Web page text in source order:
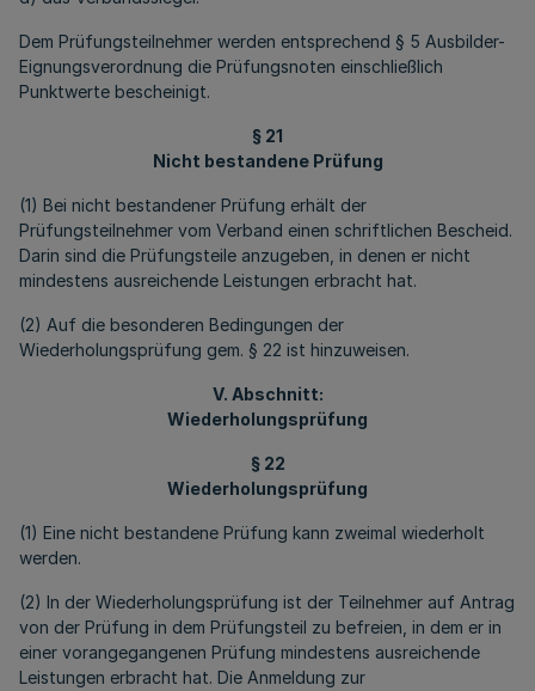
Dem Prüfungsteilnehmer werden entsprechend § 5 Ausbilder-
Eignungs­ver­ord­nung die Prüfungsnoten einschließlich
Punktwerte bescheinigt.
§ 21
Nicht bestandene Prüfung
(1) Bei nicht bestandener Prüfung erhält der
Prüfungsteilnehmer vom Verband einen schriftlichen Bescheid.
Darin sind die Prüfungsteile anzugeben, in denen er nicht
mindestens ausreichende Leistungen erbracht hat.
(2) Auf die besonderen Bedingungen der
Wiederholungsprüfung gem. § 22 ist hinzuweisen.
V. Abschnitt:
Wiederholungsprüfung
§ 22
Wiederholungsprüfung
(1) Eine nicht bestandene Prüfung kann zweimal wiederholt
werden.
(2) In der Wiederholungsprüfung ist der Teilnehmer auf Antrag
von der Prüfung in dem Prüfungsteil zu befreien, in dem er in
einer vorangegangenen Prüfung mindestens ausreichende
Leistungen erbracht hat. Die Anmeldung zur